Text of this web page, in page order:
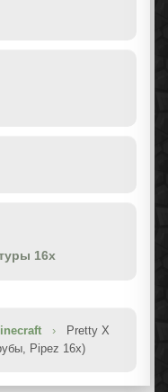
16x
›
Pretty X
Pipez 16x)